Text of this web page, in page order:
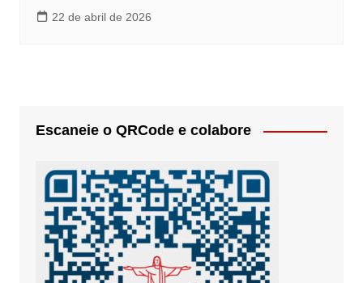
22 de abril de 2026
Escaneie o QRCode e colabore